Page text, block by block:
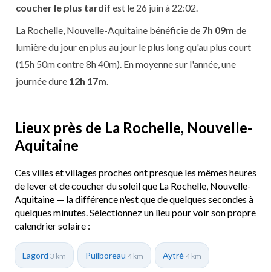
coucher le plus tardif est le 26 juin à 22:02.
La Rochelle, Nouvelle-Aquitaine bénéficie de 7h 09m de
lumière du jour en plus au jour le plus long qu'au plus court
(15h 50m contre 8h 40m). En moyenne sur l'année, une
journée dure 12h 17m
Lieux près de La Rochelle, Nouvelle-
Aquitaine
Ces villes et villages proches ont presque les mêmes heures
de lever et de coucher du soleil que La Rochelle, Nouvelle-
Aquitaine — la différence n'est que de quelques secondes à
quelques minutes. Sélectionnez un lieu pour voir son propre
calendrier solaire :
Lagord 3 km Puilboreau 4 km Aytré 4 km